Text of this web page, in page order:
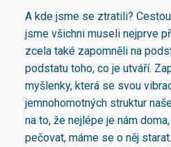
A kde jsme se ztratili?
jsme všichni museli nejprve
zcela také zapomněli na
podstatu toho, co je utváří.
myšlenky, která se svou
jemnohomotných struktur
na to, že nejlépe je nám
pečovat, máme se o něj